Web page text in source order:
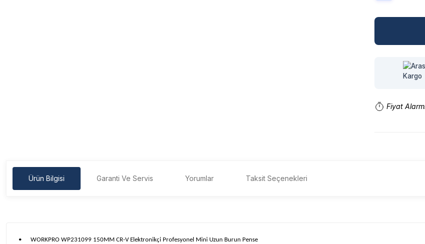
Fiyat
Ürün Bilgisi Garanti Ve Servis Yorumlar Taksit Seçenekleri
•
WORKPRO WP231099 150MM CR-V Elektronikçi Profesyonel Mini Uzun Burun Pense